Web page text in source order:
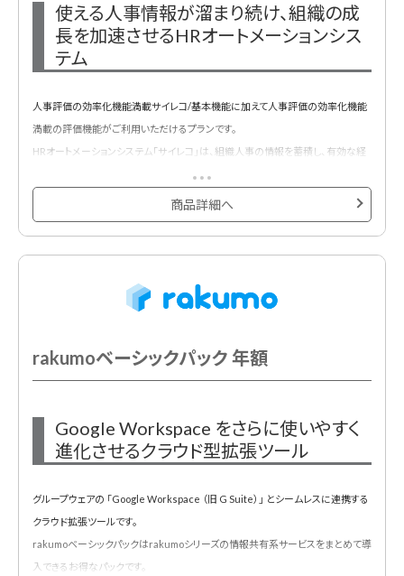
使える人事情報が溜まり続け、組織の成
長を加速させるHRオートメーションシス
テム
人事評価の効率化機能満載サイレコ/基本機能に加えて人事評価の効率化機能
満載の評価機能がご利用いただけるプランです。
HRオートメーションシステム「サイレコ」は、組織人事の情報を蓄積し、有効な経
営情報としての活用を支援するクラウド型人事管理システムです。
全情報を一元化し、もらさず蓄積することが可能。
連携した生きた人事情報、使える人事情報が溜まり続けます。
そのまま保存でき、また人事情報の組織内の共有にも役立ちます。
商品詳細へ
rakumoベーシックパック 年額
Google Workspace をさらに使いやすく
進化させるクラウド型拡張ツール
グループウェアの 「Google Workspace （旧 G Suite）」 とシームレスに連携する
クラウド拡張ツールです。
rakumoベーシックパックはrakumoシリーズの情報共有系サービスをまとめて導
入できるお得なパックです。